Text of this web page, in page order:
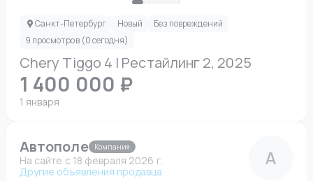
Chery Tiggo 4 I Рестайлинг 2, 2025
1 400 000 ₽
1 января
Санкт-Петербург Новый
Без повреждений
9 просмотров (0 сегодня)
Автополе Компания
На сайте c 18 февраля 2026 г.
Другие объявления продавца
А